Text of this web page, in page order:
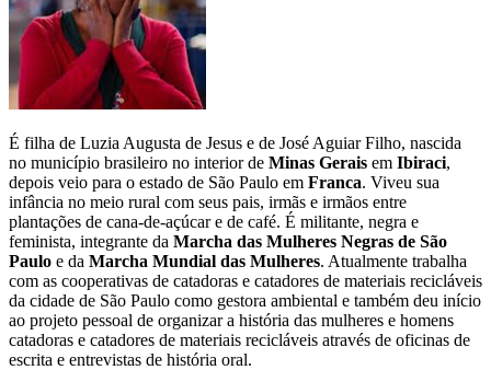
É filha de Luzia Augusta de Jesus e de José Aguiar Filho, nascida
no município brasileiro no interior de Minas Gerais em Ibiraci,
depois veio para o estado de São Paulo em Franca. Viveu sua
infância no meio rural com seus pais, irmãs e irmãos entre
plantações de cana-de-açúcar e de café. É militante, negra e
feminista, integrante da Marcha das Mulheres Negras de São
Paulo e da Marcha Mundial das Mulheres. Atualmente trabalha
com as cooperativas de catadoras e catadores de materiais recicláveis
da cidade de São Paulo como gestora ambiental e também deu início
ao projeto pessoal de organizar a história das mulheres e homens
catadoras e catadores de materiais recicláveis através de oficinas de
escrita e entrevistas de história oral.